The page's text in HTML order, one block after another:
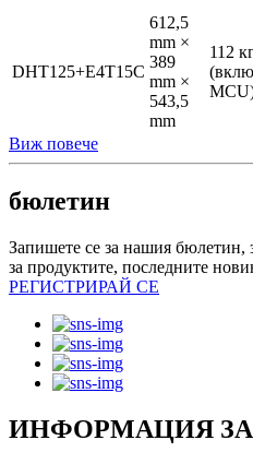
DHT125+E4T15C
612,5
mm ×
389
mm ×
543,5
mm
112
Виж повече
бюлетин
Запишете се за нашия бюлетин,
за продуктите, последните
РЕГИСТРИРАЙ СЕ
ИНФОРМАЦИЯ ЗА